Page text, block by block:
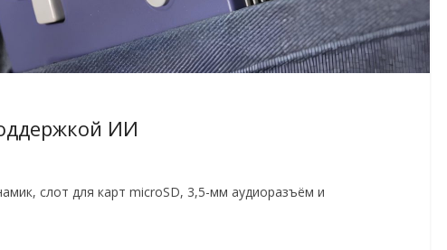
ИИ
слот для карт microSD, 3,5-мм аудиоразъём и